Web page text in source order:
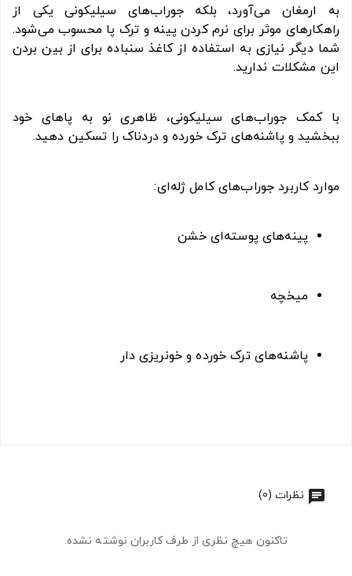
به ارمغان می‌آورد، بلکه جوراب‌های سیلیکونی یکی از
راهکارهای موثر برای نرم کردن پینه و ترک پا محسوب می‌شود.
شما دیگر نیازی به استفاده از کاغذ سنباده برای از بین بردن
این مشکلات ندارید.
با کمک جوراب‌های سیلیکونی، ظاهری نو به پاهای خود
ببخشید و پاشنه‌های ترک خورده و دردناک را تسکین دهید.
موارد کاربرد جوراب‌های کامل ژله‌ای:
پینه‌های پوسته‌ای خشن
میخچه
پاشنه‌های ترک خورده و خونریزی دار
نظرات (0)
تاکنون هیچ نظری از طرف کاربران نوشته نشده.